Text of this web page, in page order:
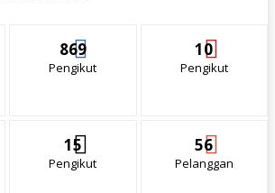
869
Pengikut
10
Pengikut
15
Pengikut
56
Pelanggan